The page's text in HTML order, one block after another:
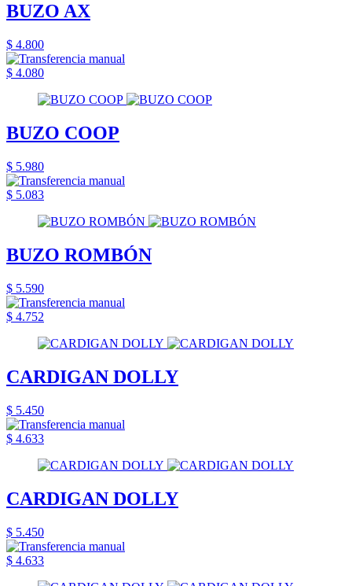
BUZO AX
$ 4.800
$ 4.080
BUZO COOP
$ 5.980
$ 5.083
BUZO ROMBÓN
$ 5.590
$ 4.752
CARDIGAN DOLLY
$ 5.450
$ 4.633
CARDIGAN DOLLY
$ 5.450
$ 4.633